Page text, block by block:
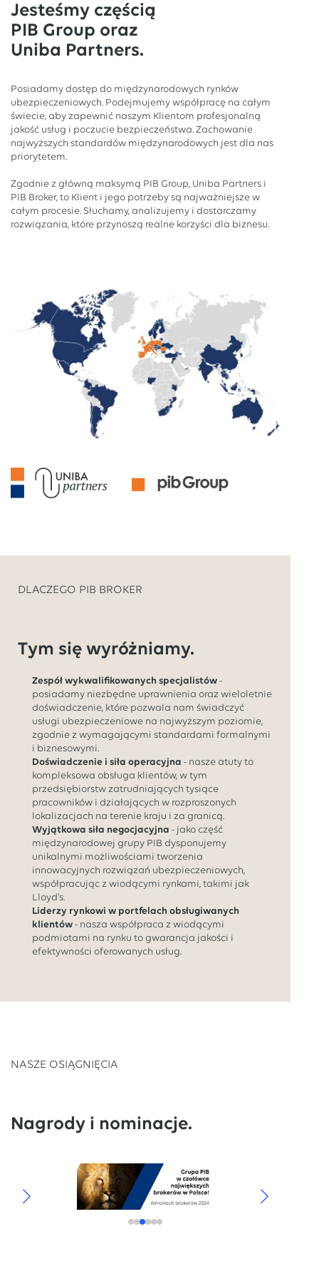
Jesteśmy częścią
PIB Group oraz
Uniba Partners.
Posiadamy dostęp do międzynarodowych rynków
ubezpieczeniowych. Podejmujemy współpracę na całym
świecie, aby zapewnić naszym Klientom profesjonalną
jakość usług i poczucie bezpieczeństwa. Zachowanie
najwyższych standardów międzynarodowych jest dla nas
priorytetem.
Zgodnie z główną maksymą PIB Group, Uniba Partners i
PIB Broker, to Klient i jego potrzeby są najważniejsze w
całym procesie. Słuchamy, analizujemy i dostarczamy
rozwiązania, które przynoszą realne korzyści dla biznesu.
DLACZEGO PIB BROKER
Tym się wyróżniamy.
Zespół wykwalifikowanych specjalistów -
posiadamy niezbędne uprawnienia oraz wieloletnie
doświadczenie, które pozwala nam świadczyć
usługi ubezpieczeniowe na najwyższym poziomie,
zgodnie z wymagającymi standardami formalnymi
i biznesowymi.
Doświadczenie i siła operacyjna - nasze atuty to
kompleksowa obsługa klientów, w tym
przedsiębiorstw zatrudniających tysiące
pracowników i działających w rozproszonych
lokalizacjach na terenie kraju i za granicą.
Wyjątkowa siła negocjacyjna - jako część
międzynarodowej grupy PIB dysponujemy
unikalnymi możliwościami tworzenia
innowacyjnych rozwiązań ubezpieczeniowych,
współpracując z wiodącymi rynkami, takimi jak
Lloyd's.
Liderzy rynkowi w portfelach obsługiwanych
klientów - nasza współpraca z wiodącymi
podmiotami na rynku to gwarancja jakości i
efektywności oferowanych usług.
NASZE OSIĄGNIĘCIA
Nagrody i nominacje.